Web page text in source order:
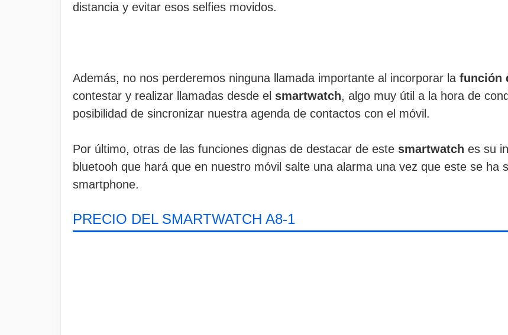
distancia y evitar esos selfies movidos.
Además, no nos perderemos ninguna llamada importante al incorporar la función
contestar y realizar llamadas desde el smartwatch, algo muy útil a la hora de
posibilidad de sincronizar nuestra agenda de contactos con el móvil.
Por último, otras de las funciones dignas de destacar de este smartwatch es su
bluetooh que hará que en nuestro móvil salte una alarma una vez que este se ha
smartphone.
PRECIO DEL SMARTWATCH A8-1